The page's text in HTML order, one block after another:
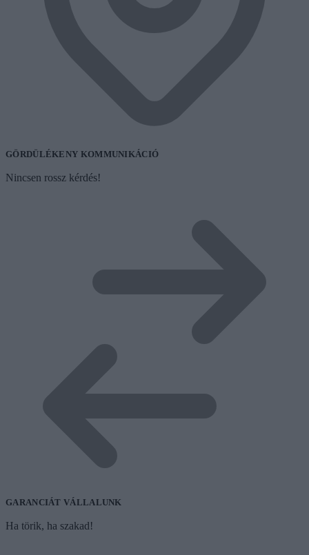
GÖRDÜLÉKENY KOMMUNIKÁCIÓ
Nincsen rossz kérdés!
GARANCIÁT VÁLLALUNK
Ha törik, ha szakad!